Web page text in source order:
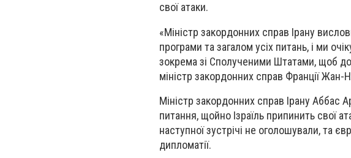
свої атаки.
«Міністр закордонних справ Ірану
програми та загалом усіх питань, і ми
зокрема зі Сполученими Штатами, щоб
міністр закордонних справ Франції Жан-
Міністр закордонних справ Ірану Аббас
питання, щойно Ізраїль припинить свої
наступної зустрічі не оголошували, та
дипломатії.